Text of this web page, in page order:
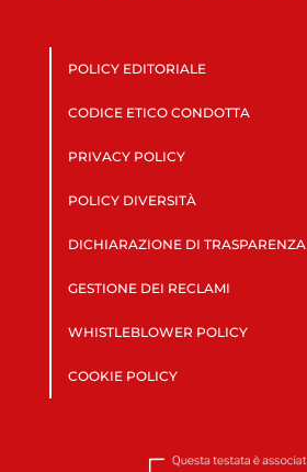
POLICY EDITORIALE
CODICE ETICO CONDOTTA
PRIVACY POLICY
POLICY DIVERSITÀ
DICHIARAZIONE DI TRASPARENZA
GESTIONE DEI RECLAMI
WHISTLEBLOWER POLICY
COOKIE POLICY